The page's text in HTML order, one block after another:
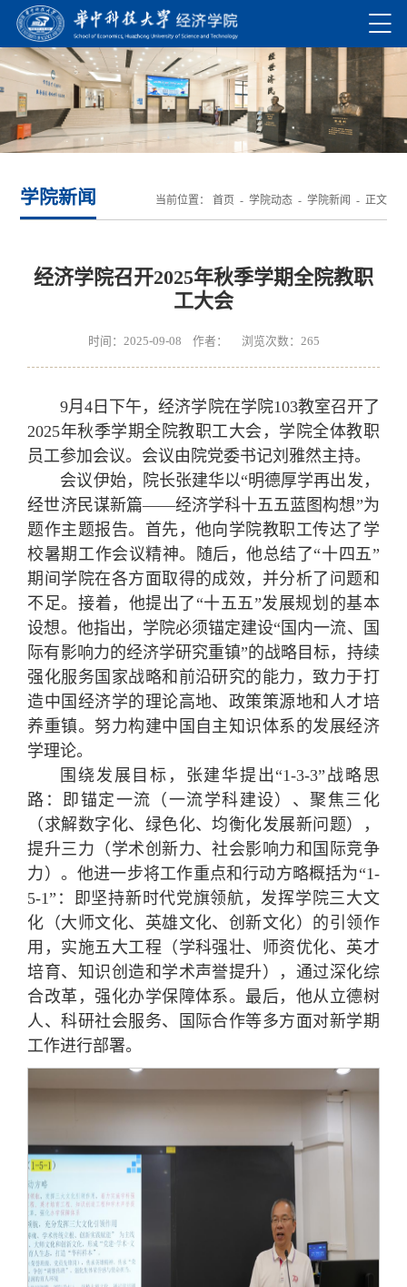
学院新闻 当前位置： 首页 - 学院动态- 学院新闻 - 正文
经济学院召开2025年秋季学期全院教职
工大会
时间：2025-09-08 作者： 浏览次数： 265
9月4日下午，经济学院在学院103教室召开了
2025年秋季学期全院教职工大会，学院全体教职
员工参加会议。会议由院党委书记刘雅然主持。
会议伊始，院长张建华以“明德厚学再出发，
经世济民谋新篇——经济学科十五五蓝图构想”为
题作主题报告。首先，他向学院教职工传达了学
校暑期工作会议精神。随后，他总结了“十四五”
期间学院在各方面取得的成效，并分析了问题和
不足。接着，他提出了“十五五”发展规划的基本
设想。他指出，学院必须锚定建设“国内一流、国
际有影响力的经济学研究重镇”的战略目标，持续
强化服务国家战略和前沿研究的能力，致力于打
造中国经济学的理论高地、政策策源地和人才培
养重镇。努力构建中国自主知识体系的发展经济
学理论。
围绕发展目标，张建华提出“1-3-3”战略思
路：即锚定一流（一流学科建设）、聚焦三化
（求解数字化、绿色化、均衡化发展新问题），
提升三力（学术创新力、社会影响力和国际竞争
力）。他进一步将工作重点和行动方略概括为“1-
5-1”：即坚持新时代党旗领航，发挥学院三大文
化（大师文化、英雄文化、创新文化）的引领作
用，实施五大工程（学科强壮、师资优化、英才
培育、知识创造和学术声誉提升），通过深化综
合改革，强化办学保障体系。最后，他从立德树
人、科研社会服务、国际合作等多方面对新学期
工作进行部署。